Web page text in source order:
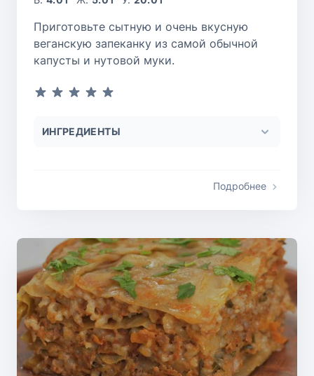
Приготовьте сытную и очень вкусную
веганскую запеканку из самой обычной
капусты и нутовой муки.
ИНГРЕДИЕНТЫ
Подробнее